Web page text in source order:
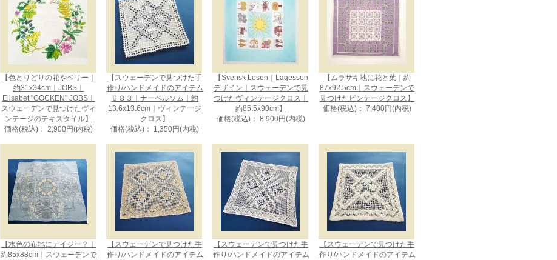
【色とりどりの花やベリー｜
約31x34cm｜JOBS｜
Elisabet "GOCKEN" JOBS｜
スウェーデンで見つけたヴィ
ンテージのテキスタイル】
価格(税込)： 2,900円(内税)
【スウェーデンで見つけた手
作り/ハンドメイドのアイテム
６８３｜ナーベルソム｜約
13.6x13.6cm｜ヴィンテージ
クロス】
価格(税込)： 1,350円(内税)
【Svensk Losen｜Lagesson
デザイン｜スウェーデンで見
つけたヴィンテージクロス｜
約85.5x90cm】
価格(税込)： 8,900円(内税)
【ムラサキ地に花と葉｜約
87x92.5cm｜スウェーデンで
見つけたビンテージクロス】
価格(税込)： 7,400円(内税)
【水色の布地にデイジー？｜
約85x88cm｜スウェーデンで
【スウェーデンで見つけた手
作り/ハンドメイドのアイテム
【スウェーデンで見つけた手
作り/ハンドメイドのアイテム
【スウェーデンで見つけた手
作り/ハンドメイドのアイテム